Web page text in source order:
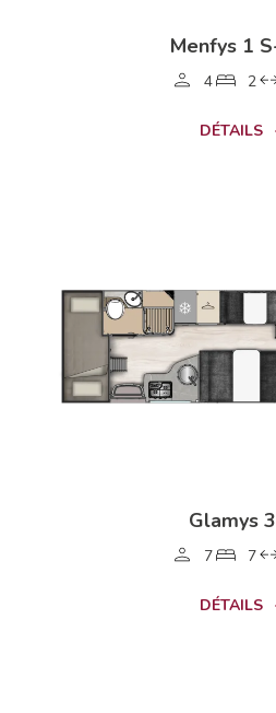
Menfys 1
4 2
DÉTAILS
Glamys
7 7
DÉTAILS